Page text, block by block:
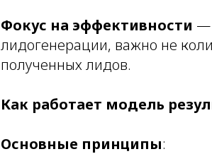
Фокус на эффективности —
лидогенерации, важно не
полученных лидов.
Как работает модель
Основные принципы: